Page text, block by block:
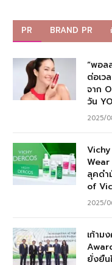
PR BRAND PR
“พอล
ต่อเว
จาก
วัน
2025/
Wear
ลุคดำ
of
2025/
เก้าม
ยั่งยืน